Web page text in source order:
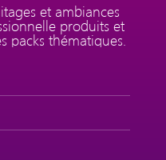
et ambiances
produits et
packs thématiques.